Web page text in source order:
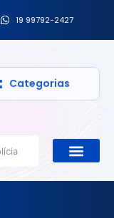
19 99792-2427
Categorias